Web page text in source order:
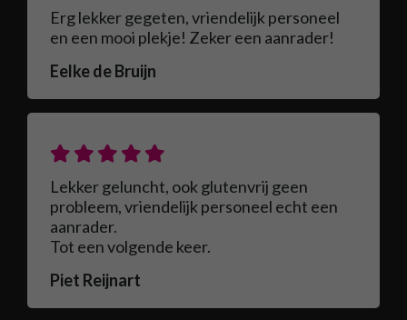
Erg lekker gegeten, vriendelijk personeel
en een mooi plekje! Zeker een aanrader!
Eelke de Bruijn
Lekker geluncht, ook glutenvrij geen
probleem, vriendelijk personeel echt een
aanrader.
Tot een volgende keer.
Piet Reijnart